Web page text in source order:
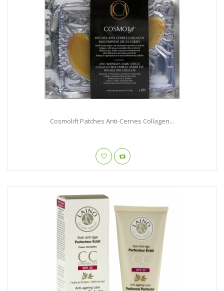
Cosmolift Patches Anti-Cernes Collagen...